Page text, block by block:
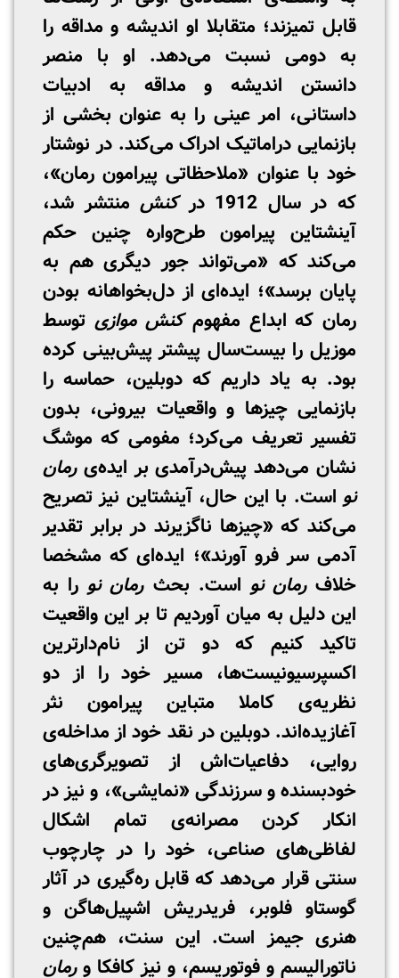
قابل تمیزند؛ متقابلا او اندیشه و مداقه را
به دومی نسبت می‌دهد. او با منصر
دانستن اندیشه و مداقه به ادبیات
داستانی، امر عینی را به عنوان بخشی از
بازنمایی دراماتیک ادراک می‌کند. در نوشتار
خود با عنوان «ملاحظاتی پیرامون رمان»،
که در سال 1912 در
کنشمنتشر شد،
آینشتاین پیرامون طرح‌واره چنین حکم
می‌کند که «می‌تواند جور دیگری هم به
پایان برسد»؛ ایده‌ای از دل‌بخواهانه بودن
رمان که ابداع مفهومکنش موازی توسط
موزیل را بیست‌سال پیشتر پیش‌بینی کرده
بود. به یاد داریم که دوبلین، حماسه را
بازنمایی چیزها و واقعیات بیرونی، بدون
تفسیر تعریف می‌کرد؛ مفومی که موشگ
نشان می‌دهد پیش‌درآمدی بر ایده‌یرمان
نواست. با این حال، آینشتاین نیز تصریح
می‌کند که «چیزها ناگزیرند در برابر تقدیر
آدمی سر فرو آورند»؛ ایده‌ای که مشخصا
خلافرمان نواست. بحثرمان نورا به
این دلیل به میان آوردیم تا بر این واقعیت
تاکید کنیم که دو تن از نام‌دارترین
اکسپرسیونیست‌ها، مسیر خود را از دو
نظریه‌ی کاملا متباین پیرامون نثر
آغازیده‌اند. دوبلین در نقد خود از مداخله‌ی
روایی، دفاعیات‌اش از تصویرگری‌های
خودبسنده و سرزندگی «نمایشی»، و نیز در
انکار کردن مصرانه‌ی تمام اشکال
لفاظی‌های صناعی، خود را در چارچوب
سنتی قرار می‌دهد که قابل ره‌گیری در آثار
گوستاو فلوبر، فریدریش اشپیل‌هاگن و
هنری جیمز است. این سنت، هم‌چنین
ناتورالیسم و فوتوریسم، و نیز کافکا ورمان